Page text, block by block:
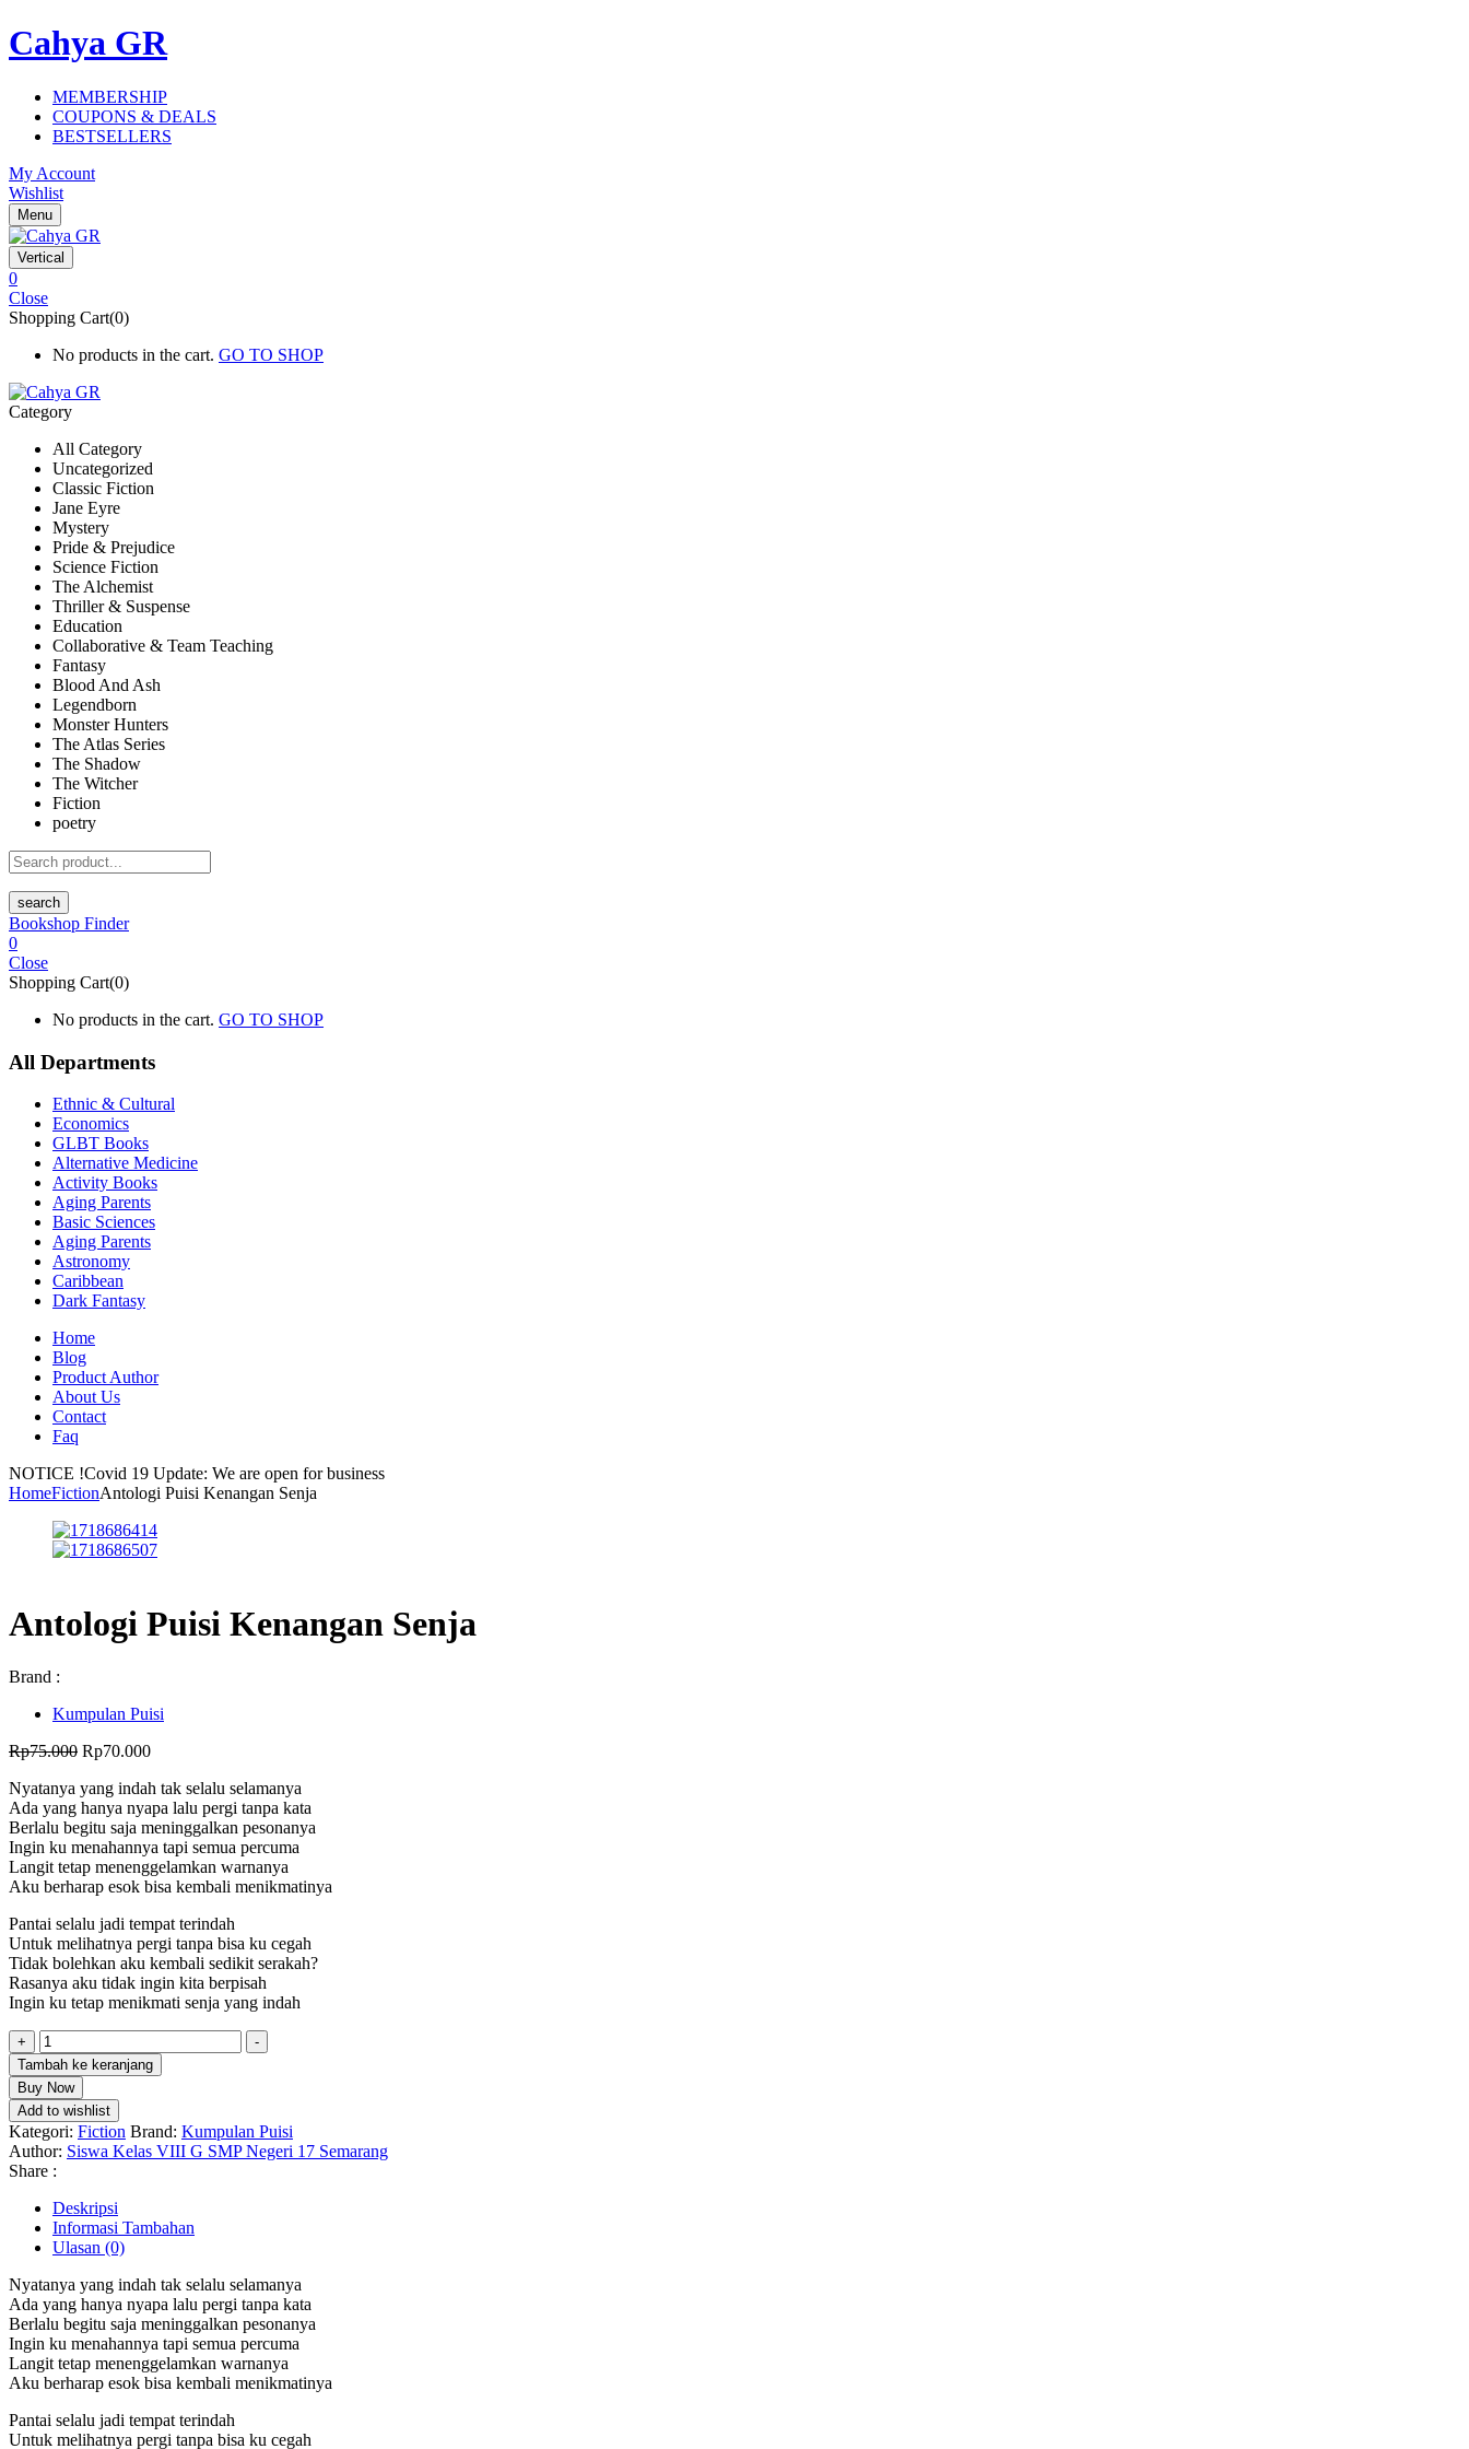
Cahya GR
MEMBERSHIP
COUPONS & DEALS
BESTSELLERS
My Account
Wishlist
Menu
Vertical
0
Close
Shopping Cart(0)
No products in the cart. GO TO SHOP
Category
All Category
Uncategorized
Classic Fiction
Jane Eyre
Mystery
Pride & Prejudice
Science Fiction
The Alchemist
Thriller & Suspense
Education
Collaborative & Team Teaching
Fantasy
Blood And Ash
Legendborn
Monster Hunters
The Atlas Series
The Shadow
The Witcher
Fiction
poetry
search
Bookshop Finder
0
Close
Shopping Cart(0)
No products in the cart. GO TO SHOP
All Departments
Ethnic & Cultural
Economics
GLBT Books
Alternative Medicine
Activity Books
Aging Parents
Basic Sciences
Aging Parents
Astronomy
Caribbean
Dark Fantasy
Home
Blog
Product Author
About Us
Contact
Faq
NOTICE !Covid 19 Update: We are open for business
HomeFictionAntologi Puisi Kenangan Senja
Antologi Puisi Kenangan Senja
Brand :
Kumpulan Puisi
Rp75.000 Harga
adalah:
Rp75.000.
Rp70.000Harga
ini
adalah:
Rp70.000.
Nyatanya yang indah tak selalu selamanya
Ada yang hanya nyapa lalu pergi tanpa kata
Berlalu begitu saja meninggalkan pesonanya
Ingin ku menahannya tapi semua percuma
Langit tetap menenggelamkan warnanya
Aku berharap esok bisa kembali menikmatinya
Pantai selalu jadi tempat terindah
Untuk melihatnya pergi tanpa bisa ku cegah
Tidak bolehkan aku kembali sedikit serakah?
Rasanya aku tidak ingin kita berpisah
Ingin ku tetap menikmati senja yang indah
+
Kuantitas
Antologi
Puisi
Kenangan
Senja
-
Tambah ke keranjang
Buy Now
Add to wishlist
Kategori: Fiction Brand: Kumpulan Puisi
Author: Siswa Kelas VIII G SMP Negeri 17 Semarang
Share :
Deskripsi
Informasi Tambahan
Ulasan (0)
Nyatanya yang indah tak selalu selamanya
Ada yang hanya nyapa lalu pergi tanpa kata
Berlalu begitu saja meninggalkan pesonanya
Ingin ku menahannya tapi semua percuma
Langit tetap menenggelamkan warnanya
Aku berharap esok bisa kembali menikmatinya
Pantai selalu jadi tempat terindah
Untuk melihatnya pergi tanpa bisa ku cegah